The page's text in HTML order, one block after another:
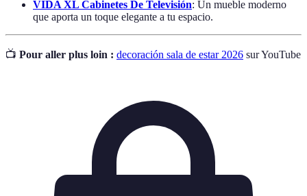
VIDA XL Cabinetes De Televisión: Un mueble moderno
que aporta un toque elegante a tu espacio.
📺 Pour aller plus loin : decoración sala de estar 2026 sur YouTube